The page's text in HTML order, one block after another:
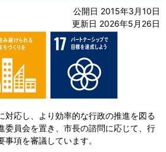
公開日 2015年3月10日
更新日 2026年5月26日
応し、より効率的な行政の推進を図る
委員会を置き、市長の諮問に応じて、行
項を審議しています。